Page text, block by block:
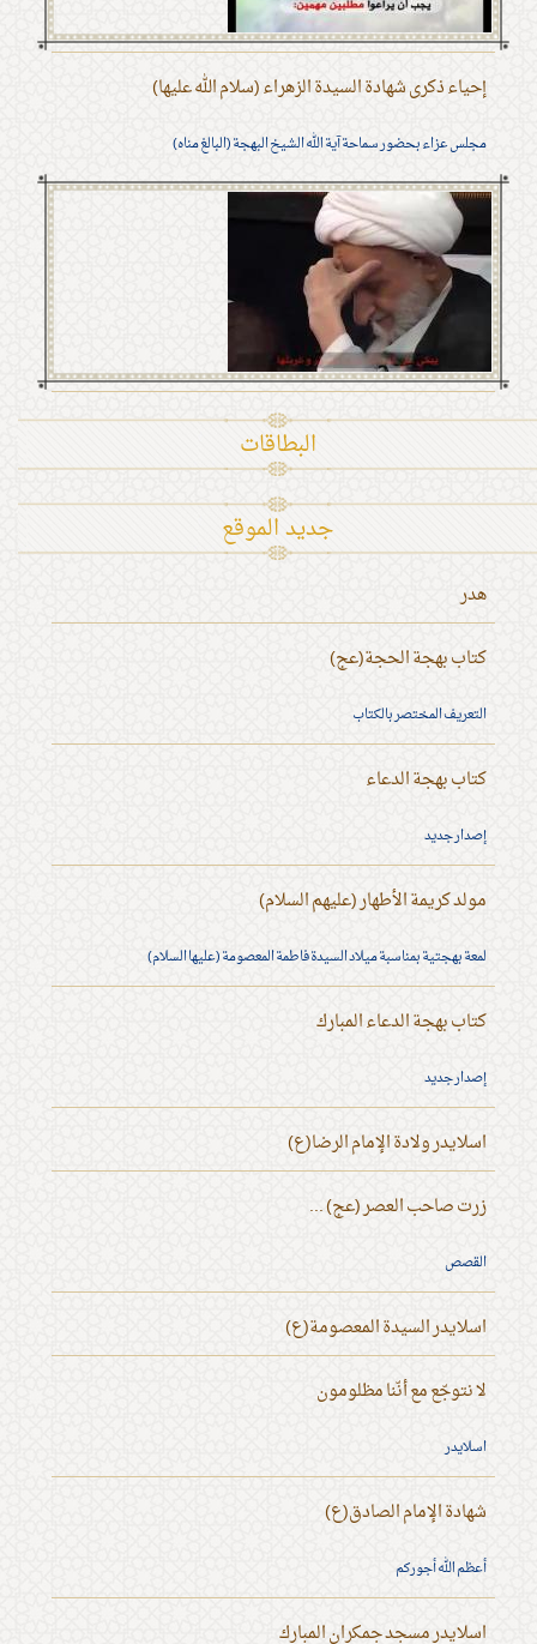
إحياء ذكرى شهادة السيدة الزهراء (سلام الله عليها)
مجلس عزاء بحضور سماحة آية الله الشيخ البهجة (البالغ مناه)
البطاقات
جديد الموقع
هدر
كتاب بهجة الحجة(عج)
التعريف المختصر بالكتاب
كتاب بهجة الدعاء
إصدار جديد
مولد كريمة الأطهار (عليهم السلام)
لمعة بهجتية بمناسبة ميلاد السيدة فاطمة المعصومة (عليها السلام)
كتاب بهجة الدعاء المبارك
إصدار جديد
اسلايدر ولادة الإمام الرضا(ع)
زرت صاحب العصر (عج) ...
القصص
اسلايدر السيدة المعصومة(ع)
لا نتوجّع مع أنّنا مظلومون
اسلايدر
شهادة الإمام الصادق(ع)
أعظم الله أجوركم
اسلايدر مسجد جمكران المبارك